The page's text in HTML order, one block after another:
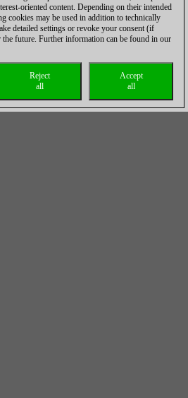
oriented content. Depending on their intended
cookies may be used in addition to technically
detailed settings or revoke your consent (if
future. Further information can be found in our
Accept
all
Reject
all